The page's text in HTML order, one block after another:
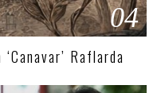
04
Raflarda